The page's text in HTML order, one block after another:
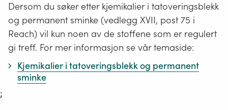
Dersom du søker etter kjemikalier i tatoveringsblekk
og permanent sminke (vedlegg XVII, post 75 i
Reach) vil kun noen av de stoffene som er regulert
gi treff. For mer informasjon se vår temaside:
Kjemikalier i tatoveringsblekk og permanent
sminke
;